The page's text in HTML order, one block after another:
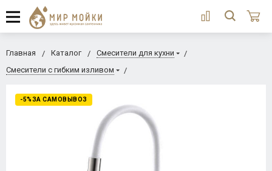
Главная Каталог
Смесители для кухни
Смесители с гибким изливом
-5%ЗА САМОВЫВОЗ